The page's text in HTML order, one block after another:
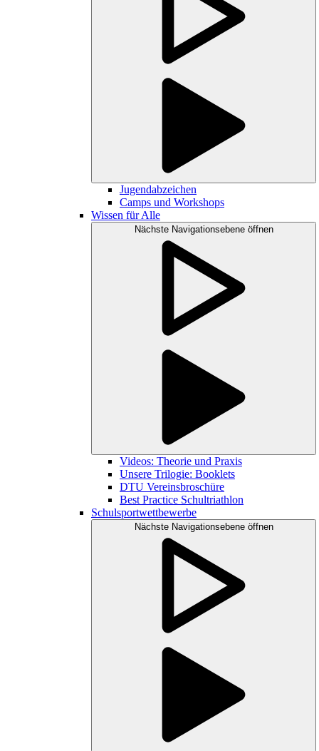
Jugendabzeichen
Camps und Workshops
Wissen für Alle
Nächste Navigationsebene öffnen
Videos: Theorie und Praxis
Unsere Trilogie: Booklets
DTU Vereinsbroschüre
Best Practice Schultriathlon
Schulsportwettbewerbe
Nächste Navigationsebene öffnen